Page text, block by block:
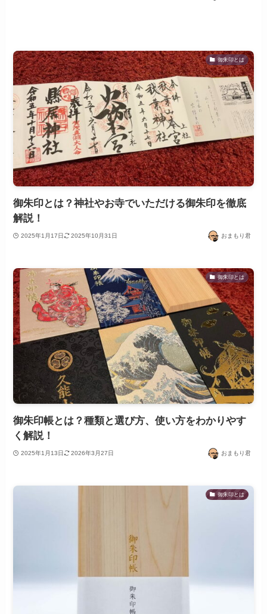
御朱印とは
御朱印とは？神社やお寺でいただける御朱印を徹底
解説！
2025年1月17日 2025年10月31日 おまもり君
御朱印とは
御朱印帳とは？種類と選び方、使い方をわかりやす
く解説！
2025年1月13日 2026年3月27日 おまもり君
御朱印とは